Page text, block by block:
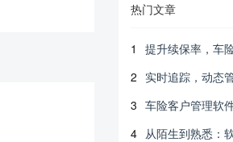
热门文章
1
提升续保率，车
2 实时追踪，动态
3 车险客户管理软
4 从陌生到熟悉：